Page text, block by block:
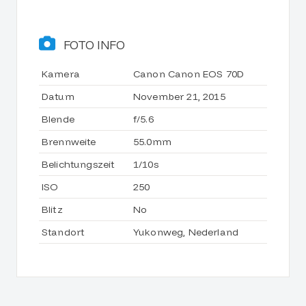
FOTO INFO
Kamera
Canon Canon EOS 70D
Datum
November 21, 2015
Blende
f/5.6
Brennweite
55.0mm
Belichtungszeit
1/10s
ISO
250
Blitz
No
Standort
Yukonweg, Nederland